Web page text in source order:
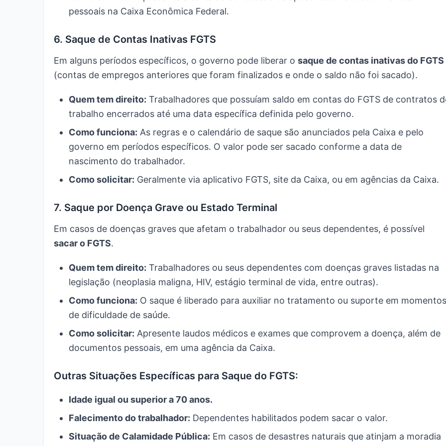
pessoais na Caixa Econômica Federal.
6. Saque de Contas Inativas FGTS
Em alguns períodos específicos, o governo pode liberar o saque de contas inativas do FGTS
(contas de empregos anteriores que foram finalizados e onde o saldo não foi sacado).
Quem tem direito: Trabalhadores que possuíam saldo em contas do FGTS de contratos
trabalho encerrados até uma data específica definida pelo governo.
Como funciona: As regras e o calendário de saque são anunciados pela Caixa e pelo
governo em períodos específicos. O valor pode ser sacado conforme a data de
nascimento do trabalhador.
Como solicitar: Geralmente via aplicativo FGTS, site da Caixa, ou em agências da Caixa.
7. Saque por Doença Grave ou Estado Terminal
Em casos de doenças graves que afetam o trabalhador ou seus dependentes, é possível
sacar o FGTS.
Quem tem direito: Trabalhadores ou seus dependentes com doenças graves listadas na
legislação (neoplasia maligna, HIV, estágio terminal de vida, entre outras).
Como funciona: O saque é liberado para auxiliar no tratamento ou suporte em momentos
de dificuldade de saúde.
Como solicitar: Apresente laudos médicos e exames que comprovem a doença, além de
documentos pessoais, em uma agência da Caixa.
Outras Situações Específicas para Saque do FGTS:
Idade igual ou superior a 70 anos.
Falecimento do trabalhador: Dependentes habilitados podem sacar o valor.
Situação de Calamidade Pública: Em casos de desastres naturais que atinjam a moradia